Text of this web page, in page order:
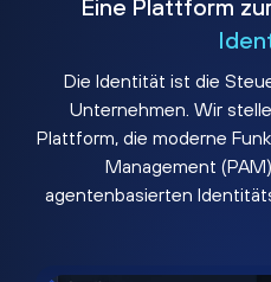
Eine Plattform
Die Identität ist die
Unternehmen. Wir
Plattform, die moderne
Management
agentenbasierten